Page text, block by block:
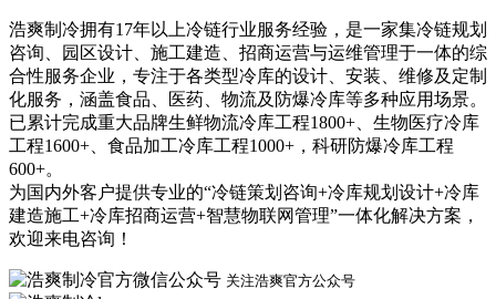
浩爽制冷拥有17年以上冷链行业服务经验，是一家集冷链规划
咨询、园区设计、施工建造、招商运营与运维管理于一体的综
合性服务企业，专注于各类型冷库的设计、安装、维修及定制
化服务，涵盖食品、医药、物流及防爆冷库等多种应用场景。
已累计完成重大品牌生鲜物流冷库工程1800+、生物医疗冷库
工程1600+、食品加工冷库工程1000+，科研防爆冷库工程
600+。
为国内外客户提供专业的“冷链策划咨询+冷库规划设计+冷库
建造施工+冷库招商运营+智慧物联网管理”一体化解决方案，
欢迎来电咨询！
关注浩爽官方公众号